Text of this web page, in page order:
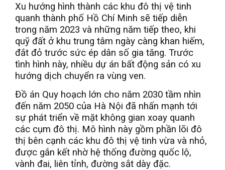
Xu hướng hình thành các khu đô thị vệ tinh
quanh thành phố Hồ Chí Minh sẽ tiếp diễn
trong năm 2023 và những năm tiếp theo, khi
quỹ đất ở khu trung tâm ngày càng khan hiếm,
đắt đỏ trước sức ép dân số gia tăng. Trước
tình hình này, nhiều dự án bất động sản có xu
hướng dịch chuyển ra vùng ven.
Đồ án Quy hoạch lớn cho năm 2030 tầm nhìn
đến năm 2050 của Hà Nội đã nhấn mạnh tới
sự phát triển về mặt không gian xoay quanh
các cụm đô thị. Mô hình này gồm phần lõi đô
thị bên cạnh các khu đô thị vệ tinh vừa và nhỏ,
được gắn kết nhờ hệ thống đường quốc lộ,
vành đai, liên tỉnh, đường sắt dày đặc.